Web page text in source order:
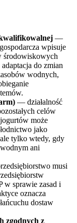
—
wpisuje
środowiskowych
do zmian
wodnych,
— działalność
celów
może
jako
tylko wtedy, gdy
ani
musi
w sprawie zasad i
oznacza
dostaw
zgodnych z